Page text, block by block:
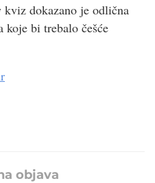
dokazano je odlična
koje bi trebalo češće
objava